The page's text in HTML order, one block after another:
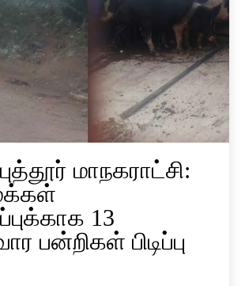
மாநகராட்சி:
13
பன்றிகள் பிடிப்பு